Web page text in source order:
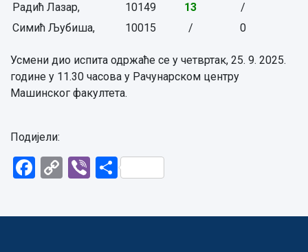
Радић Лазар,
10149 13
/
Симић Љубиша,
10015 / 0
Усмени дио испита одржаће се у четвртак, 25. 9. 2025.
године у 11.30 часова у Рачунарском центру
Машинског факултета.
Подијели:
Facebook
CopyViberShare